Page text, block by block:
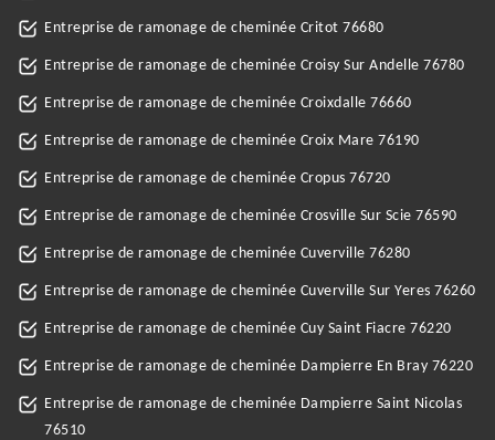
Entreprise de ramonage de cheminée Critot 76680
Entreprise de ramonage de cheminée Croisy Sur Andelle 76780
Entreprise de ramonage de cheminée Croixdalle 76660
Entreprise de ramonage de cheminée Croix Mare 76190
Entreprise de ramonage de cheminée Cropus 76720
Entreprise de ramonage de cheminée Crosville Sur Scie 76590
Entreprise de ramonage de cheminée Cuverville 76280
Entreprise de ramonage de cheminée Cuverville Sur Yeres 76260
Entreprise de ramonage de cheminée Cuy Saint Fiacre 76220
Entreprise de ramonage de cheminée Dampierre En Bray 76220
Entreprise de ramonage de cheminée Dampierre Saint Nicolas
76510